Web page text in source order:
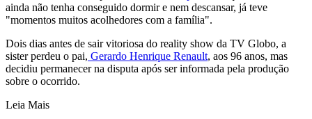
ainda não tenha conseguido dormir e nem descansar, já teve
"momentos muitos acolhedores com a família".
Dois dias antes de sair vitoriosa do reality show da TV Globo, a
sister perdeu o pai, Gerardo Henrique Renault, aos 96 anos, mas
decidiu permanecer na disputa após ser informada pela produção
sobre o ocorrido.
Leia Mais